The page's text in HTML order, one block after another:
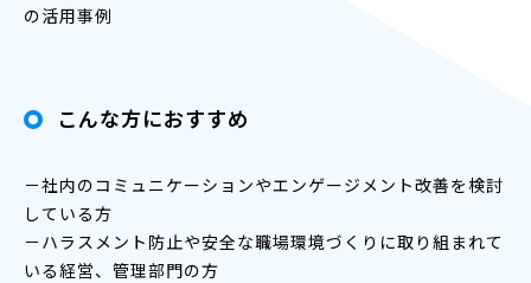
の活用事例
こんな方におすすめ
－社内のコミュニケーションやエンゲージメント改善を検討
している方
－ハラスメント防止や安全な職場環境づくりに取り組まれて
いる経営、管理部門の方